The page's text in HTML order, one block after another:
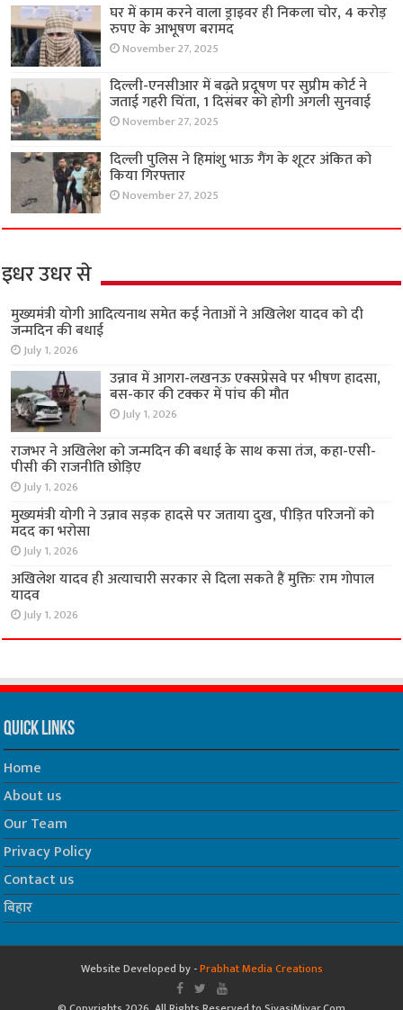
घर में काम करने वाला ड्राइवर ही निकला चोर, 4 करोड़
रुपए के आभूषण बरामद
November 27, 2025
दिल्ली-एनसीआर में बढ़ते प्रदूषण पर सुप्रीम कोर्ट ने
जताई गहरी चिंता, 1 दिसंबर को होगी अगली सुनवाई
November 27, 2025
दिल्ली पुलिस ने हिमांशु भाऊ गैंग के शूटर अंकित को
किया गिरफ्तार
November 27, 2025
इधर उधर से
मुख्यमंत्री योगी आदित्यनाथ समेत कई नेताओं ने अखिलेश यादव को दी
जन्मदिन की बधाई
July 1, 2026
उन्नाव में आगरा-लखनऊ एक्सप्रेसवे पर भीषण हादसा,
बस-कार की टक्कर में पांच की मौत
July 1, 2026
राजभर ने अखिलेश को जन्मदिन की बधाई के साथ कसा तंज, कहा-एसी-
पीसी की राजनीति छोड़िए
July 1, 2026
मुख्यमंत्री योगी ने उन्नाव सड़क हादसे पर जताया दुख, पीड़ित परिजनों को
मदद का भरोसा
July 1, 2026
अखिलेश यादव ही अत्याचारी सरकार से दिला सकते हैं मुक्तिः राम गोपाल
यादव
July 1, 2026
Quick Links
Home
About us
Our Team
Privacy Policy
Contact us
बिहार
Website Developed by -Prabhat Media Creations